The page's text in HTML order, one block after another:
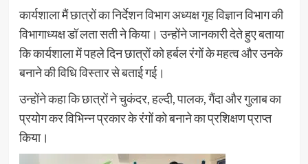
कार्यशाला मैं छात्रों का निर्देशन विभाग अध्यक्ष गृह विज्ञान विभाग की
विभागाध्यक्ष डॉ लता सती ने किया। उन्होंने जानकारी देते हुए बताया
कि कार्यशाला में पहले दिन छात्रों को हर्बल रंगों के महत्व और उनके
बनाने की विधि विस्तार से बताई गई।
उन्होंने कहा कि छात्रों ने चुकंदर, हल्दी, पालक, गैंदा और गुलाब का
प्रयोग कर विभिन्न प्रकार के रंगों को बनाने का प्रशिक्षण प्राप्त
किया।